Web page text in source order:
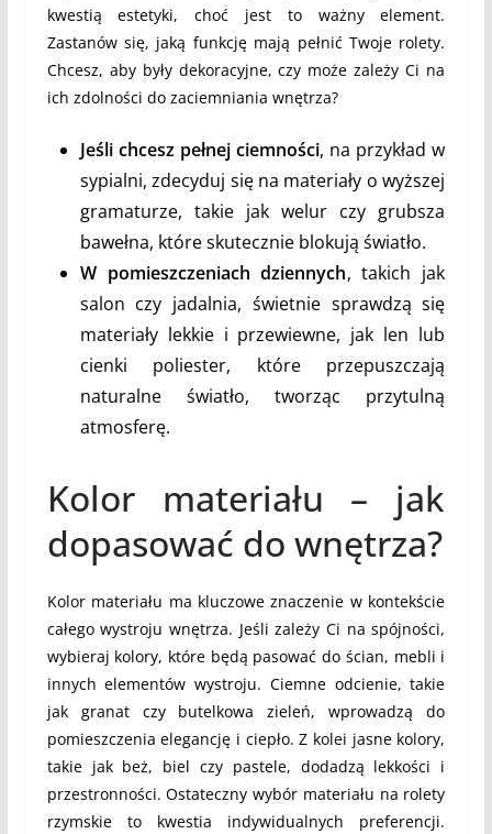
kwestią estetyki, choć jest to ważny element.
Zastanów się, jaką funkcję mają pełnić Twoje rolety.
Chcesz, aby były dekoracyjne, czy może zależy Ci na
ich zdolności do zaciemniania wnętrza?
Jeśli chcesz pełnej ciemności, na przykład w
sypialni, zdecyduj się na materiały o wyższej
gramaturze, takie jak welur czy grubsza
bawełna, które skutecznie blokują światło.
W pomieszczeniach dziennych, takich jak
salon czy jadalnia, świetnie sprawdzą się
materiały lekkie i przewiewne, jak len lub
cienki poliester, które przepuszczają
naturalne światło, tworząc przytulną
atmosferę.
Kolor materiału – jak
dopasować do wnętrza?
Kolor materiału ma kluczowe znaczenie w kontekście
całego wystroju wnętrza. Jeśli zależy Ci na spójności,
wybieraj kolory, które będą pasować do ścian, mebli i
innych elementów wystroju. Ciemne odcienie, takie
jak granat czy butelkowa zieleń, wprowadzą do
pomieszczenia elegancję i ciepło. Z kolei jasne kolory,
takie jak beż, biel czy pastele, dodadzą lekkości i
przestronności. Ostateczny wybór materiału na rolety
rzymskie to kwestia indywidualnych preferencji.